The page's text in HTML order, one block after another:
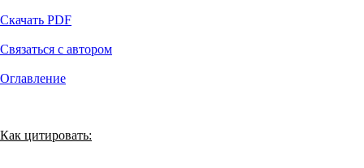
Скачать PDF
Связаться с автором
Оглавление
Как цитировать: